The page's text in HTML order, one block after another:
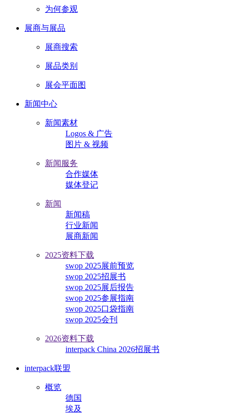
为何参观
展商与展品
展商搜索
展品类别
展会平面图
新闻中心
新闻素材
Logos & 广告
图片 & 视频
新闻服务
合作媒体
媒体登记
新闻
新闻稿
行业新闻
展商新闻
2025资料下载
swop 2025展前预览
swop 2025招展书
swop 2025展后报告
swop 2025参展指南
swop 2025口袋指南
swop 2025会刊
2026资料下载
interpack China 2026招展书
interpack联盟
概览
德国
埃及